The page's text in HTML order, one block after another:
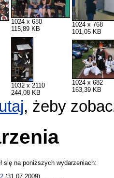
1024 x 680
115,89 KB
1024 x 768
101,05 KB
1032 x 2110
244,08 KB
1024 x 682
163,39 KB
, żeby
się na poniższych wydarzeniach:
(31.07.2009)